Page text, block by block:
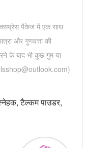
पैकेज में एक साथ
और गुणवत्ता की
के बाद भी कुछ गुम या
)
टैल्कम पाउडर,